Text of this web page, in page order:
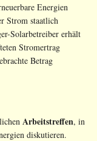
Energien
Strom staatlich
Solarbetreiber erhält
Stromertrag
Betrag
Arbeitstreffen, in
diskutieren.